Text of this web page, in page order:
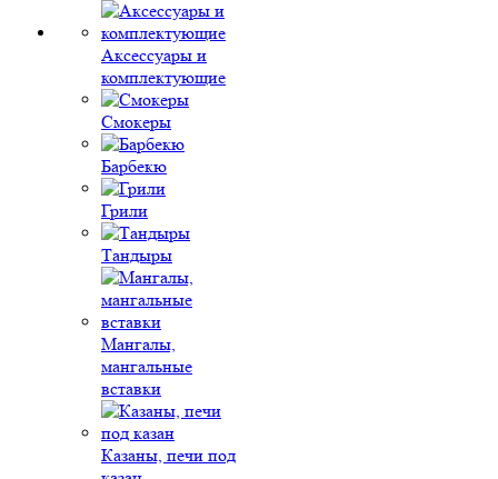
Аксессуары и
комплектующие
Смокеры
Барбекю
Грили
Тандыры
Мангалы,
мангальные
вставки
Казаны, печи под